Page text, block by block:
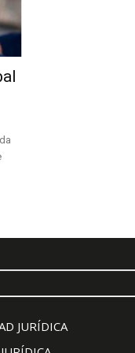
JURÍDICA